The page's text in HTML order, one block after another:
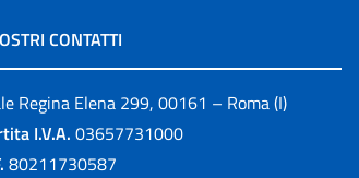
CONTATTI
Regina Elena 299, 00161 – Roma (I)
I.V.A. 03657731000
80211730587